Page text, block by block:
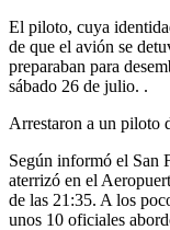
El piloto, cuya
de que el avión se
preparaban para
sábado 26 de julio. .
Arrestaron a un piloto
Según informó el San
aterrizó en el
de las 21:35. A los
unos 10 oficiales